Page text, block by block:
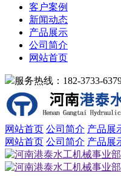
客户案例
新闻动态
产品展示
公司简介
网站首页
服务热线：182-3733-
网站首页 公司简介 产品展
网站首页 公司简介 产品展